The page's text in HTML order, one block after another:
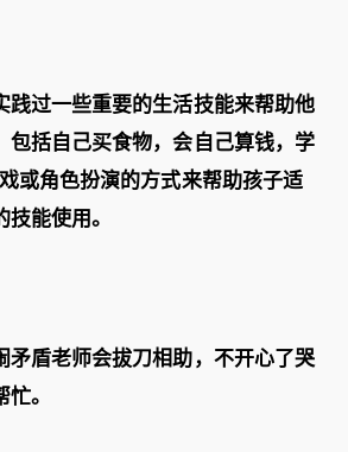
践过一些重要的生活技能来帮助他
包括自己买食物，会自己算钱，学
或角色扮演的方式来帮助孩子适
能使用。
矛盾老师会拔刀相助，不开心了哭
。